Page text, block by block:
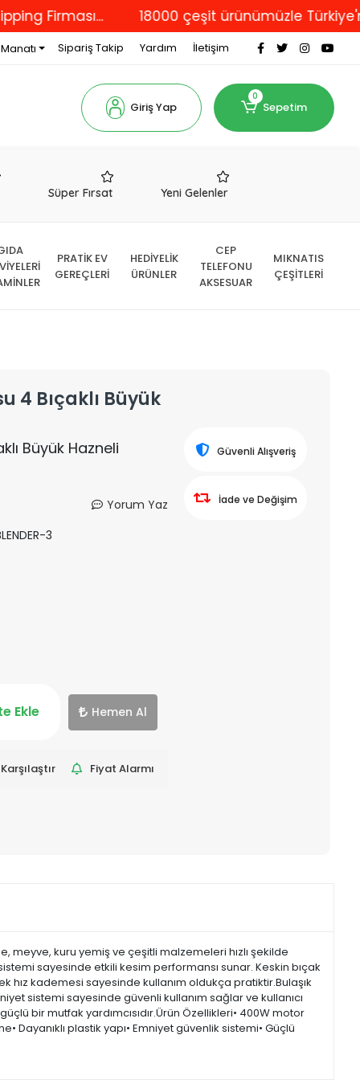
18000 çeşit ürünümüzle Türkiye'nin
Sipariş Takip Yardım İletişim
Giriş Yap
0
Sepetim
Süper Fırsat Yeni Gelenler
PRATİK EV
GEREÇLERİ
HEDİYELİK
ÜRÜNLER
CEP
TELEFONU
AKSESUAR
MIKNATIS
ÇEŞİTLERİ
4 Bıçaklı Büyük
Büyük Hazneli
Yorum Yaz
3
Ekle Hemen Al
Karşılaştır Fiyat Alarmı
Güvenli Alışveriş
İade ve Değişim
meyve, kuru yemiş ve çeşitli malzemeleri hızlı şekilde
sayesinde etkili kesim performansı sunar. Keskin bıçak
kademesi sayesinde kullanım oldukça pratiktir.Bulaşık
sistemi sayesinde güvenli kullanım sağlar ve kullanıcı
bir mutfak yardımcısıdır.Ürün Özellikleri• 400W motor
Dayanıklı plastik yapı• Emniyet güvenlik sistemi• Güçlü